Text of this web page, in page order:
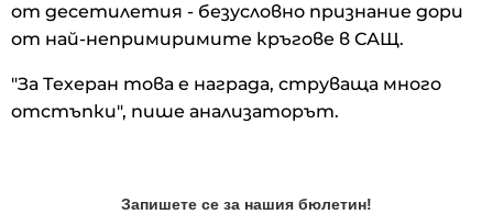
от десетилетия - безусловно признание дори
от най-непримиримите кръгове в САЩ.
"За Техеран това е награда, струваща много
отстъпки", пише анализаторът.